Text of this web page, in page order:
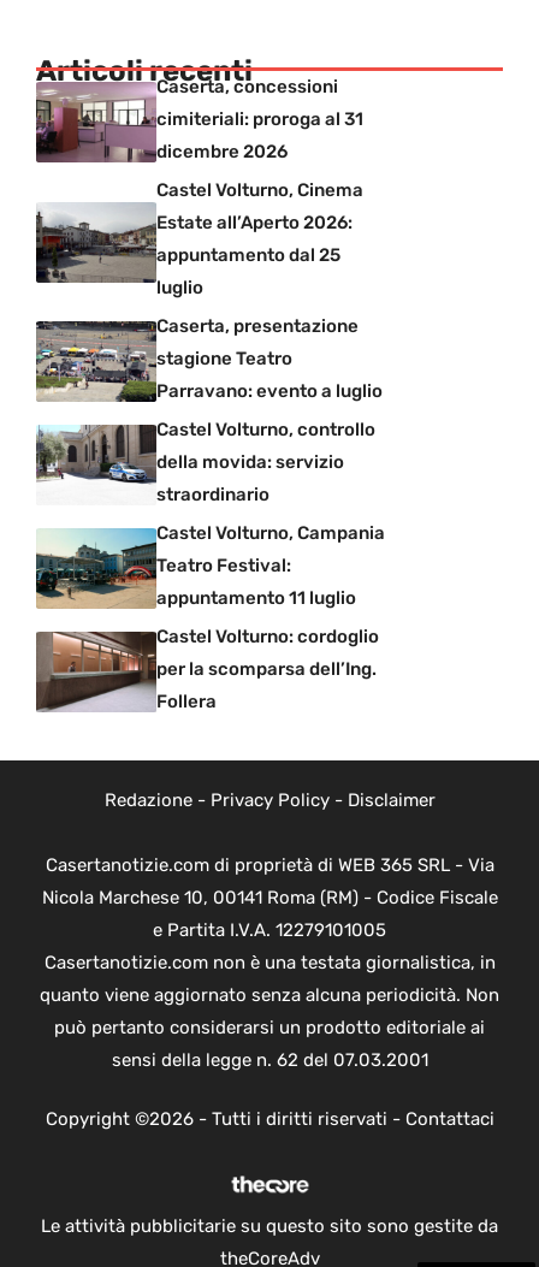
Articoli recenti
Caserta, concessioni
cimiteriali: proroga al 31
dicembre 2026
Castel Volturno, Cinema
Estate all’Aperto 2026:
appuntamento dal 25
luglio
Caserta, presentazione
stagione Teatro
Parravano: evento a luglio
Castel Volturno, controllo
della movida: servizio
straordinario
Castel Volturno, Campania
Teatro Festival:
appuntamento 11 luglio
Castel Volturno: cordoglio
per la scomparsa dell’Ing.
Follera
Redazione- Privacy Policy- Disclaimer
Casertanotizie.com di proprietà di WEB 365 SRL - Via
Nicola Marchese 10, 00141 Roma (RM) - Codice Fiscale
e Partita I.V.A. 12279101005
Casertanotizie.com non è una testata giornalistica, in
quanto viene aggiornato senza alcuna periodicità. Non
può pertanto considerarsi un prodotto editoriale ai
sensi della legge n. 62 del 07.03.2001
Copyright ©2026 - Tutti i diritti riservati - Contattaci
Le attività pubblicitarie su questo sito sono gestite da
theCoreAdv